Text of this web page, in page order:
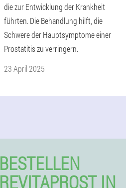
die zur Entwicklung der Krankheit
führten. Die Behandlung hilft, die
Schwere der Hauptsymptome einer
Prostatitis zu verringern.
23 April 2025
BESTELLEN
REVITAPROST IN